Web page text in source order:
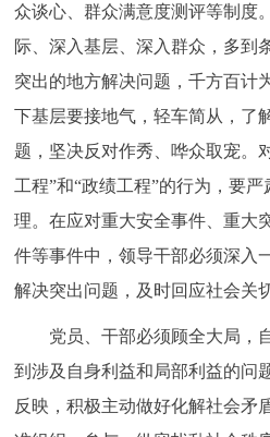
众谈心、群众满意度测评等制度
际、深入基层、深入群众，多到
突出的地方解决问题，千方百计
下基层要接地气，轻车简从，了
题，坚决反对作秀、哗众取宠。
工程”和“政绩工程”的行为，要
理。在应对重大安全事件、重大
件等事件中，领导干部必须深入
解决突出问题，及时回应社会关
党员、干部必须顾全大局，
到涉及自身利益和局部利益的问
反映，积极主动做好化解社会矛